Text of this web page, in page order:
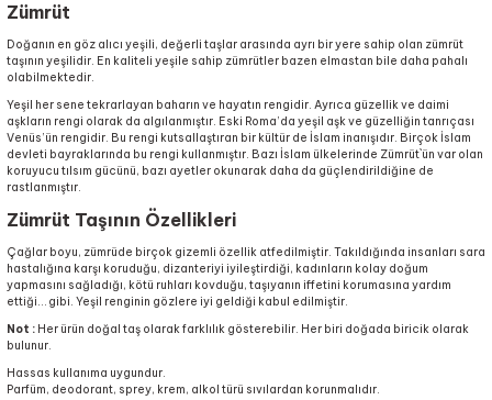
Zümrüt
Doğanın en göz alıcı yeşili, değerli taşlar arasında ayrı bir yere sahip olan zümrüt
taşının yeşilidir. En kaliteli yeşile sahip zümrütler bazen elmastan bile daha pahalı
olabilmektedir.
Yeşil her sene tekrarlayan baharın ve hayatın rengidir. Ayrıca güzellik ve daimi
aşkların rengi olarak da algılanmıştır. Eski Roma’da yeşil aşk ve güzelliğin tanrıçası
Venüs’ün rengidir. Bu rengi kutsallaştıran bir kültür de İslam inanışıdır. Birçok İslam
devleti bayraklarında bu rengi kullanmıştır. Bazı İslam ülkelerinde Zümrüt`ün var olan
koruyucu tılsım gücünü, bazı ayetler okunarak daha da güçlendirildiğine de
rastlanmıştır.
Zümrüt Taşının Özellikleri
Çağlar boyu, zümrüde birçok gizemli özellik atfedilmiştir. Takıldığında insanları sara
hastalığına karşı koruduğu, dizanteriyi iyileştirdiği, kadınların kolay doğum
yapmasını sağladığı, kötü ruhları kovduğu, taşıyanın iffetini korumasına yardım
ettiği… gibi. Yeşil renginin gözlere iyi geldiği kabul edilmiştir.
Not : Her ürün doğal taş olarak farklılık gösterebilir. Her biri doğada biricik olarak
bulunur.
Hassas kullanıma uygundur.
Parfüm, deodorant, sprey, krem, alkol türü sıvılardan korunmalıdır.